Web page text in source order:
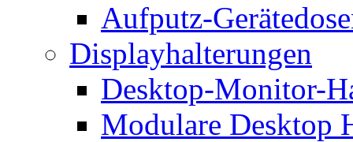
Aufputz-
Displayhalterungen
Desktop-Monitor-
Modulare Desktop